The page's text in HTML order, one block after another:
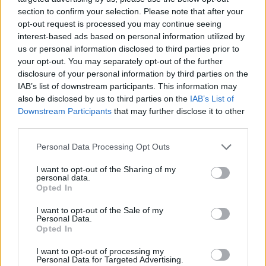
section to confirm your selection. Please note that after your
opt-out request is processed you may continue seeing
interest-based ads based on personal information utilized by
us or personal information disclosed to third parties prior to
your opt-out. You may separately opt-out of the further
disclosure of your personal information by third parties on the
IAB’s list of downstream participants. This information may
also be disclosed by us to third parties on the IAB’s List of
Downstream Participants that may further disclose it to other
Please note that this website/app uses one or more Google
not limited to your visit or usage behaviour. You may click to
grant or deny consent to Google and its third-party tags to
use your data for below specified purposes in below Google
consent section.
Personal Data Processing Opt Outs
I want to opt-out of the Sharing of my
personal data.
Opted In
I want to opt-out of the Sale of my
Personal Data.
Opted In
I want to opt-out of processing my
Personal Data for Targeted Advertising.
pedig még az életben nem láttam.
Nekem pedig csak annyi maradt, hogy elbőgjem
magam, amikor Martín átgurult a célvonalon. És nem,
nem azért, mert bárkinek is szurkoltam, hanem sokkal
inkább azért, mert átéreztem azt a kálváriát és azokat
a kilátástalan pillanatokat, amelyeken ez a fiú
keresztülment azért, hogy világbajnok legyen. Így
hasonlóan megindító pillanat volt az a kép is, amely a
pedig két ember maradt szótlan, és rendült meg,
amikor Martín teljesítette a versenyt: a spanyol
nagyanyja és barátnője, aki titokban olyan szerelmes
levelet írt szíve választottjának, amilyent férfinak